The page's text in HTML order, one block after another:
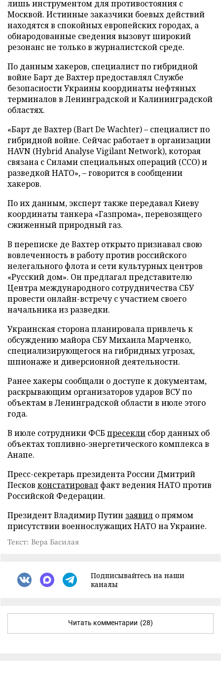
лишь инструментом для противостояния с
Москвой. Истинные заказчики боевых действий
находятся в спокойных европейских городах, а
обнародованные сведения вызовут широкий
резонанс не только в журналистской среде.
По данным хакеров, специалист по гибридной
войне Барт де Вахтер предоставлял Службе
безопасности Украины координаты нефтяных
терминалов в Ленинградской и Калининградской
областях.
«Барт де Вахтер (Bart De Wachter) – специалист по
гибридной войне. Сейчас работает в организации
HAVN (Hybrid Analyse Vigilant Network), которая
связана с Силами специальных операций (ССО) и
разведкой НАТО», – говорится в сообщении
хакеров.
По их данным, эксперт также передавал Киеву
координаты танкера «Газпрома», перевозящего
сжиженный природный газ.
В переписке де Вахтер открыто признавал свою
вовлеченность в работу против российского
нелегального флота и сети культурных центров
«Русский дом». Он предлагал представителю
Центра международного сотрудничества СБУ
провести онлайн-встречу с участием своего
начальника из разведки.
Украинская сторона планировала привлечь к
обсуждению майора СБУ Михаила Марченко,
специализирующегося на гибридных угрозах,
шпионаже и диверсионной деятельности.
Ранее хакеры сообщали о доступе к документам,
раскрывающим организаторов ударов ВСУ по
объектам в Ленинградской области в июле этого
года.
В июле сотрудники ФСБ пресекли сбор данных об
объектах топливно-энергетического комплекса в
Анапе.
Пресс-секретарь президента России Дмитрий
Песков констатировал факт ведения НАТО против
Российской Федерации.
Президент Владимир Путин заявил о прямом
присутствии военнослужащих НАТО на Украине.
Текст: Вера Басилая
Подписывайтесь на наши
каналы
Читать комментарии (28)